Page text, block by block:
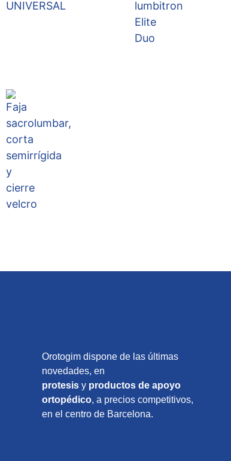
Orotogim dispone de las últimas
novedades, en
protesis y productos de apoyo
ortopédico, a precios competitivos,
en el centro de Barcelona.